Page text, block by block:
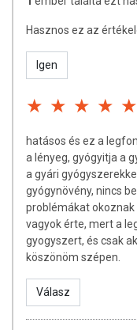
Hasznos ez az
Igen
hatásos és ez a
a lényeg, gyógyitja a
a gyári
gyógynövény, nincs
problémákat
vagyok érte, mert a
gyogyszert, és csak
köszönöm szépen.
Válasz